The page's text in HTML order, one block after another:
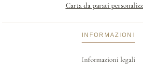
Carta da parati
INFORMAZIONI
Informazioni legali